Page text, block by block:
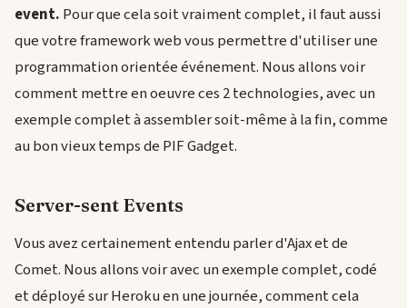
event. Pour que cela soit vraiment complet, il faut aussi
que votre framework web vous permettre d'utiliser une
programmation orientée événement. Nous allons voir
comment mettre en oeuvre ces 2 technologies, avec un
exemple complet à assembler soit-même à la fin, comme
au bon vieux temps de PIF Gadget.
Server-sent Events
Vous avez certainement entendu parler d'Ajax et de
Comet. Nous allons voir avec un exemple complet, codé
et déployé sur Heroku en une journée, comment cela